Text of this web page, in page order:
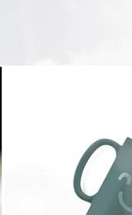
ส หนาแน่น
FOREST)
1,400 ไร่